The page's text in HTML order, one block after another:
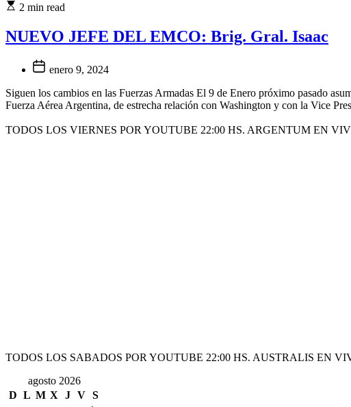
2 min read
NUEVO JEFE DEL EMCO: Brig. Gral. Isaac
enero 9, 2024
Siguen los cambios en las Fuerzas Armadas El 9 de Enero próximo pasado
Fuerza Aérea Argentina, de estrecha relación con Washington y con la Vice
TODOS LOS VIERNES POR YOUTUBE 22:00 HS. ARGENTUM EN
TODOS LOS SABADOS POR YOUTUBE 22:00 HS. AUSTRALIS EN
agosto 2026
D L M X J V S